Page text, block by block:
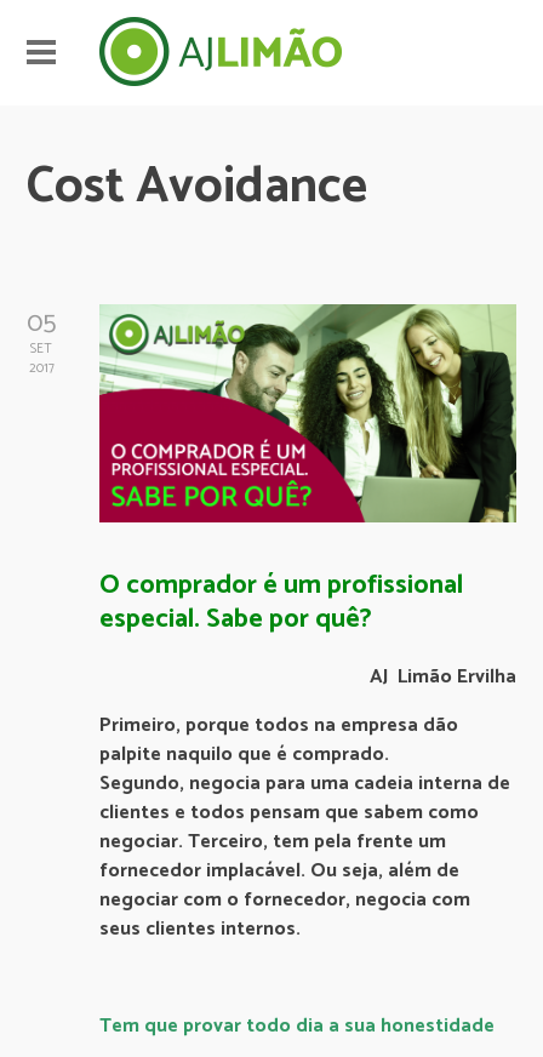
Cost Avoidance
05
SET
2017
O comprador é um profissional
especial. Sabe por quê?
AJ Limão Ervilha
Primeiro, porque todos na empresa dão
palpite naquilo que é comprado.
Segundo, negocia para uma cadeia interna de
clientes e todos pensam que sabem como
negociar. Terceiro, tem pela frente um
fornecedor implacável. Ou seja, além de
negociar com o fornecedor, negocia com
seus clientes internos.
Tem que provar todo dia a sua honestidade